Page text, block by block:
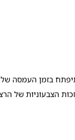
בזמן העמסה
הצבעוניות של